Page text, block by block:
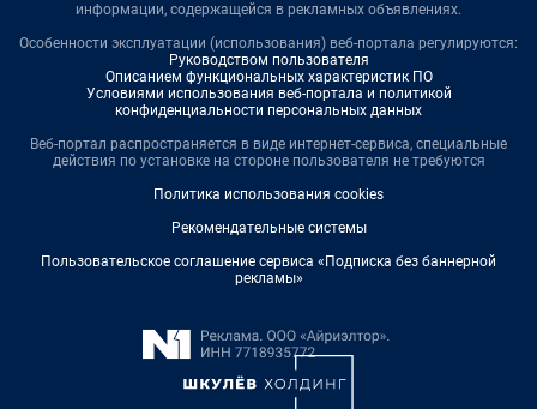
информации, содержащейся в рекламных объявлениях.
Особенности эксплуатации (использования) веб-портала регулируются:
Руководством пользователя
Описанием функциональных характеристик ПО
Условиями использования веб-портала и политикой
конфиденциальности персональных данных
Веб-портал распространяется в виде интернет-сервиса, специальные
действия по установке на стороне пользователя не требуются
Политика использования cookies
Рекомендательные системы
Пользовательское соглашение сервиса «Подписка без баннерной
рекламы»